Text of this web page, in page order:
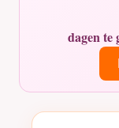
dagen te